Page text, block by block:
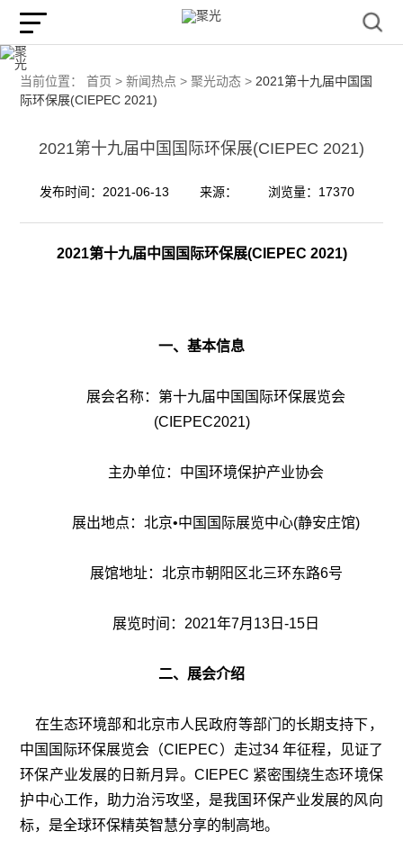
当前位置： 首页 > 新闻热点 > 聚光动态 > 2021第十九届中国国
际环保展(CIEPEC 2021)
2021第十九届中国国际环保展(CIEPEC 2021)
发布时间：2021-06-13 来源： 浏览量：17370
2021第十九届中国国际环保展(CIEPEC 2021)
一、基本信息
展会名称：第十九届中国国际环保展览会
(CIEPEC2021)
主办单位：中国环境保护产业协会
展出地点：北京•中国国际展览中心(静安庄馆)
展馆地址：北京市朝阳区北三环东路6号
展览时间：2021年7月13日-15日
二、展会介绍
在生态环境部和北京市人民政府等部门的长期支持下，
中国国际环保展览会（CIEPEC）走过34 年征程，见证了
环保产业发展的日新月异。CIEPEC 紧密围绕生态环境保
护中心工作，助力治污攻坚，是我国环保产业发展的风向
标，是全球环保精英智慧分享的制高地。